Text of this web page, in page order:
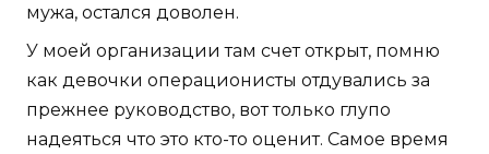
мужа, остался доволен.
У моей организации там счет открыт, помню
как девочки операционисты отдувались за
прежнее руководство, вот только глупо
надеяться что это кто-то оценит. Самое время